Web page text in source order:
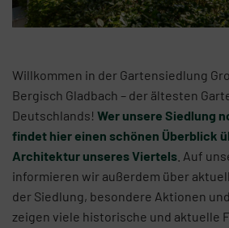
Willkommen in der Gartensiedlung
Bergisch Gladbach – der ältesten
Deutschlands! Wer unsere Siedlung
findet hier einen schönen Überblick
Architektur unseres Viertels . Auf
informieren wir außerdem über
der Siedlung, besondere Aktionen
zeigen viele historische und aktuelle